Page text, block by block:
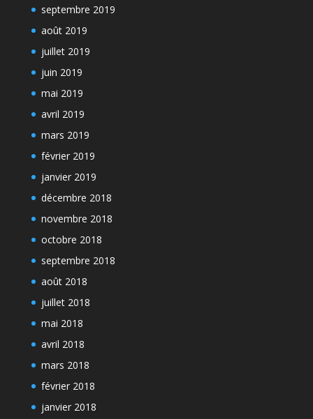
septembre 2019
août 2019
juillet 2019
juin 2019
mai 2019
avril 2019
mars 2019
février 2019
janvier 2019
décembre 2018
novembre 2018
octobre 2018
septembre 2018
août 2018
juillet 2018
mai 2018
avril 2018
mars 2018
février 2018
janvier 2018